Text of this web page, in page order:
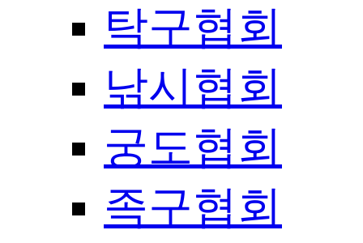
탁구협회
낚시협회
궁도협회
족구협회